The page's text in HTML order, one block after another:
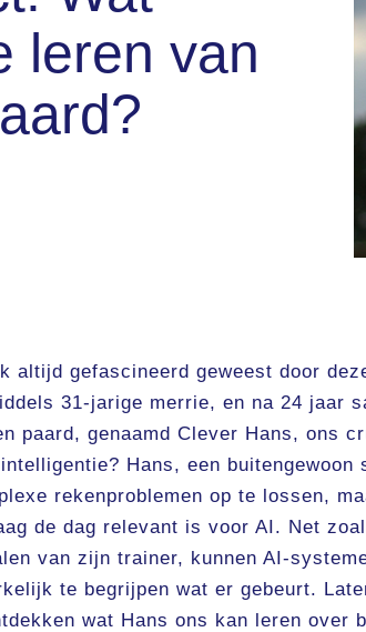
leren van
altijd gefascineerd geweest door
31-jarige merrie, en na 24 jaar
paard, genaamd Clever Hans, ons
Hans, een buitengewoon
rekenproblemen op te lossen,
de dag relevant is voor AI. Net
van zijn trainer, kunnen AI-
te begrijpen wat er gebeurt.
wat Hans ons kan leren over